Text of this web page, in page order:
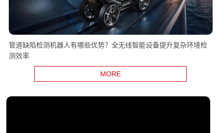
管道缺陷检测机器人有哪些优势？全无线智能设备提升复杂环境检
测效率
MORE